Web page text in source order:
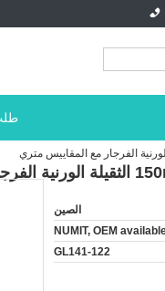
الصين
NUMIT, OEM
GL141-122